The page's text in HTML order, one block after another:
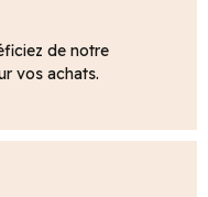
de notre
vos achats.